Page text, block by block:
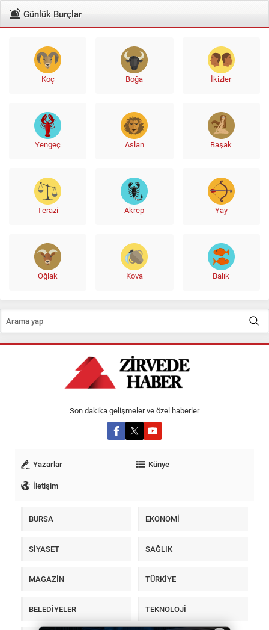
Günlük Burçlar
Koç Boğa İkizler
Yengeç Aslan Başak
Terazi Akrep Yay
Oğlak Kova Balık
Son dakika gelişmeler ve özel haberler
Yazarlar
Künye
İletişim
BURSA EKONOMİ
SİYASET SAĞLIK
MAGAZİN TÜRKİYE
BELEDİYELER TEKNOLOJİ